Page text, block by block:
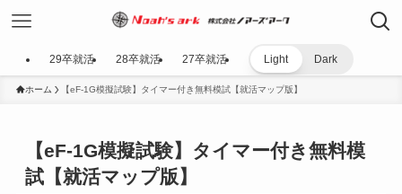
29卒就活 28卒就活 27卒就活 Light Dark
ホーム 【eF-1G模擬試験】タイマー付き無料模試【就活マップ版】
【eF-1G模擬試験】タイマー付き無料模
試【就活マップ版】